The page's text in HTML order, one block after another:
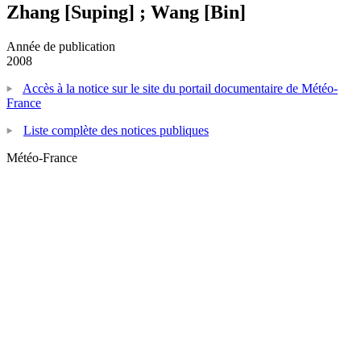
Zhang [Suping] ; Wang [Bin]
Année de publication
2008
Accès à la notice sur le site du portail documentaire de Météo-
France
Liste complète des notices publiques
Météo-France